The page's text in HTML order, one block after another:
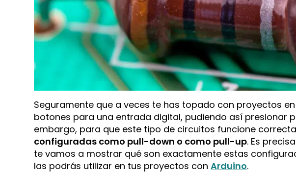
Seguramente que a veces te has topado con proyectos
botones para una entrada digital, pudiendo así presionar
embargo, para que este tipo de circuitos funcione
configuradas como pull-down o como pull-up. Es
te vamos a mostrar qué son exactamente estas
las podrás utilizar en tus proyectos conArduino.